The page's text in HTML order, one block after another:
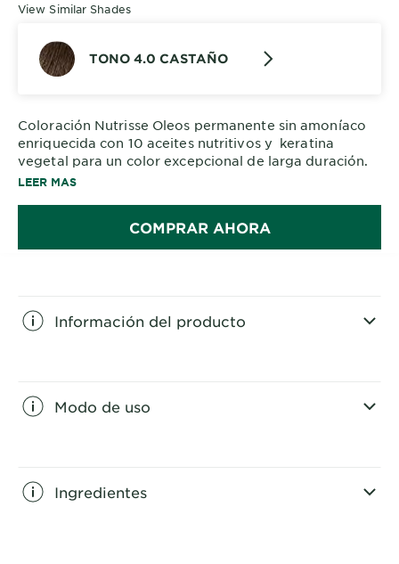
View Similar Shades
TONO 4.0 CASTAÑO
Coloración Nutrisse Oleos permanente sin amoníaco
enriquecida con 10 aceites nutritivos y keratina
vegetal para un color excepcional de larga duración.
Cabello 5 veces más fuerte y brillante.
LEER MAS
COMPRAR AHORA
Información del producto
Modo de uso
Ingredientes